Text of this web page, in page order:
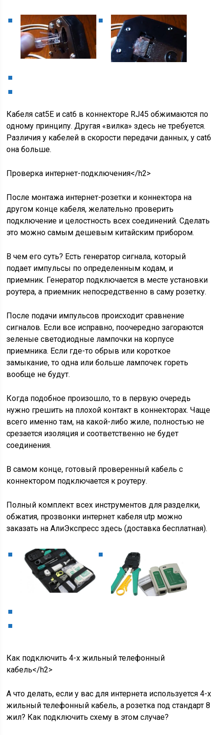
Кабеля cat5E и cat6 в коннекторе RJ45 обжимаются по
одному принципу. Другая «вилка» здесь не требуется.
Различия у кабелей в скорости передачи данных, у cat6
она больше.
Проверка интернет-подключения</h2>
После монтажа интернет-розетки и коннектора на
другом конце кабеля, желательно проверить
подключение и целостность всех соединений. Сделать
это можно самым дешевым китайским прибором.
В чем его суть? Есть генератор сигнала, который
подает импульсы по определенным кодам, и
приемник. Генератор подключается в месте установки
роутера, а приемник непосредственно в саму розетку.
После подачи импульсов происходит сравнение
сигналов. Если все исправно, поочередно загораются
зеленые светодиодные лампочки на корпусе
приемника. Если где-то обрыв или короткое
замыкание, то одна или больше лампочек гореть
вообще не будут.
Когда подобное произошло, то в первую очередь
нужно грешить на плохой контакт в коннекторах. Чаще
всего именно там, на какой-либо жиле, полностью не
срезается изоляция и соответственно не будет
соединения.
В самом конце, готовый проверенный кабель с
коннектором подключается к роутеру.
Полный комплект всех инструментов для разделки,
обжатия, прозвонки интернет кабеля utp можно
заказать на АлиЭкспресс здесь (доставка бесплатная).
Как подключить 4-х жильный телефонный
кабель</h2>
А что делать, если у вас для интернета используется 4-х
жильный телефонный кабель, а розетка под стандарт 8
жил? Как подключить схему в этом случае?